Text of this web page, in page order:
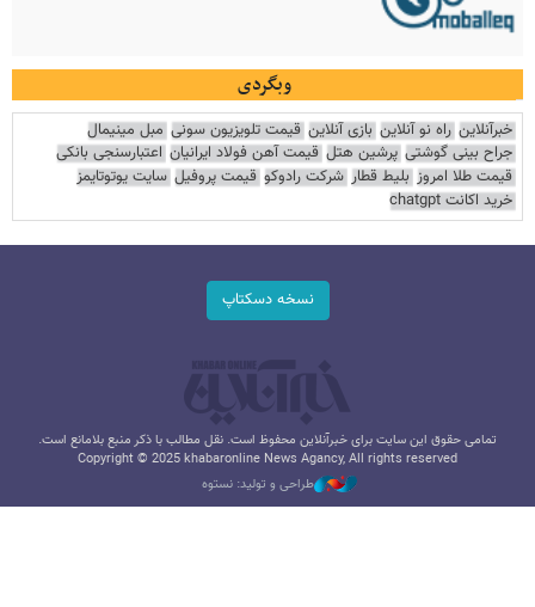
وبگردی
خبرآنلاین راه نو آنلاین بازی آنلاین قیمت تلویزیون سونی مبل مینیمال
جراح بینی گوشتی پرشین هتل قیمت آهن فولاد ایرانیان اعتبارسنجی بانکی
قیمت طلا امروز بلیط قطار شرکت رادوکو قیمت پروفیل سایت یوتوتایمز
خرید اکانت chatgpt
نسخه دسکتاپ
تمامی حقوق این سایت برای خبرآنلاین محفوظ است. نقل مطالب با ذکر منبع بلامانع است.
Copyright © 2025 khabaronline News Agancy, All rights reserved
طراحی و تولید: نستوه